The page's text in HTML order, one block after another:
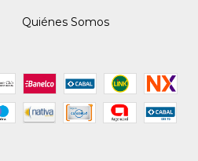
Quiénes Somos